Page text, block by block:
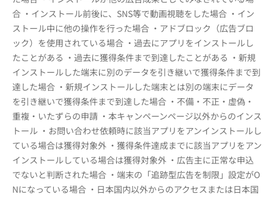
合 ・インストール前後に、SNS等で動画視聴をした場合 ・イン
ストール中に他の操作を行った場合 ・アドブロック（広告ブロ
ック）を使用されている場合 ・過去にアプリをインストールし
たことがある ・過去に獲得条件まで到達したことがある ・新規
インストールした端末に別のデータを引き継いで獲得条件まで到
達した場合 ・新規インストールした端末とは別の端末にデータ
を引き継いで獲得条件まで到達した場合 ・不備・不正・虚偽・
重複・いたずらの申請 ・本キャンペーンページ以外からのインス
トール ・お問い合わせ依頼時に該当アプリをアンインストールし
ている場合は獲得対象外 ・獲得条件達成までに該当アプリをアン
インストールしている場合は獲得対象外 ・広告主に正常な申込
でないと判断された場合 ・端末の「追跡型広告を制限」設定がO
Nになっている場合 ・日本国内以外からのアクセスまたは日本国